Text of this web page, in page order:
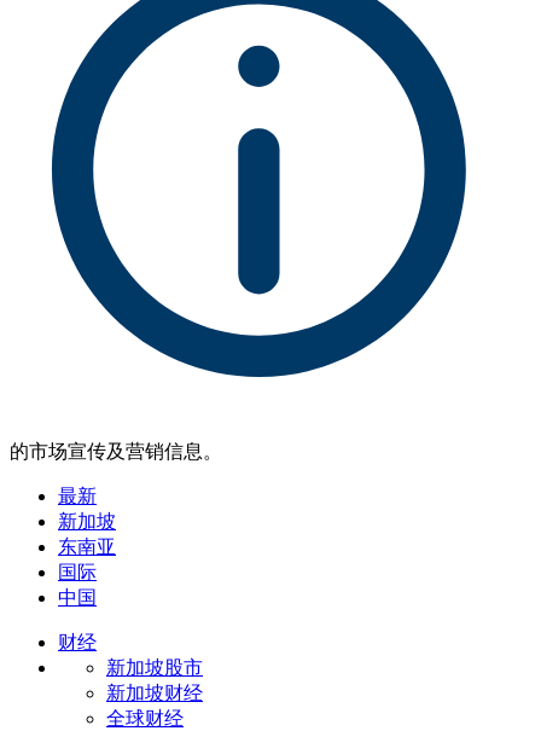
的市场宣传及营销信息。
最新
新加坡
东南亚
国际
中国
财经
新加坡股市
新加坡财经
全球财经